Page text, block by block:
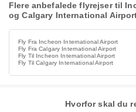
Flere anbefalede flyrejser til
og Calgary International
Fly Fra Incheon International Airport
Fly Fra Calgary International Airport
Fly Til Incheon International Airport
Fly Til Calgary International Airport
Hvorfor skal du